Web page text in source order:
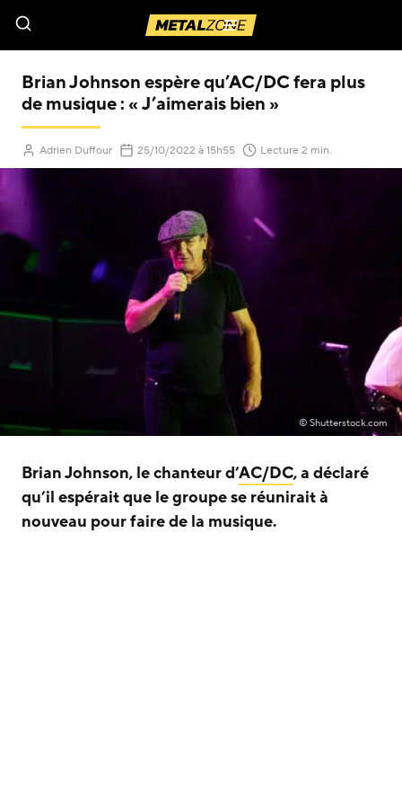
Menu
Brian Johnson espère qu’AC/DC fera plus
de musique : « J’aimerais bien »
Adrien Duffour 25/10/2022 (Mis à jour le)
à 15h55 Lecture 2 min.
© Shutterstock.com
Brian Johnson, le chanteur d’AC/DC, a déclaré
qu’il espérait que le groupe se réunirait à
nouveau pour faire de la musique.